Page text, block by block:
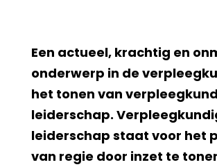
Een actueel, krachtig en
onderwerp in de
het tonen van
leiderschap.
leiderschap staat voor het
van regie door inzet te